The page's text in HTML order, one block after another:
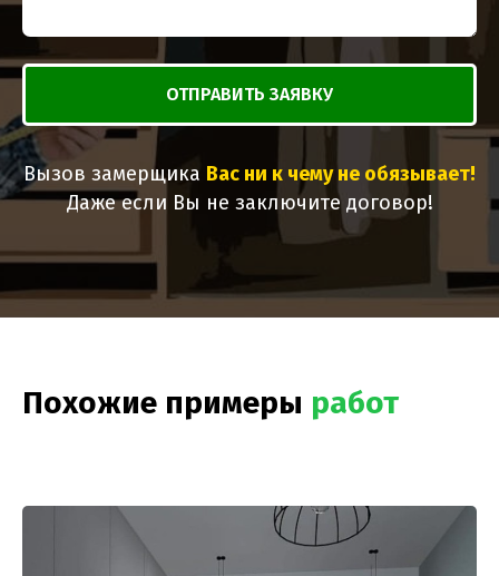
ОТПРАВИТЬ ЗАЯВКУ
Вызов замерщика Вас ни к чему не обязывает!
Даже если Вы не заключите договор!
Похожие примеры работ